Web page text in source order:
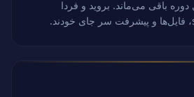
باقی می‌ماند. بروید و فردا